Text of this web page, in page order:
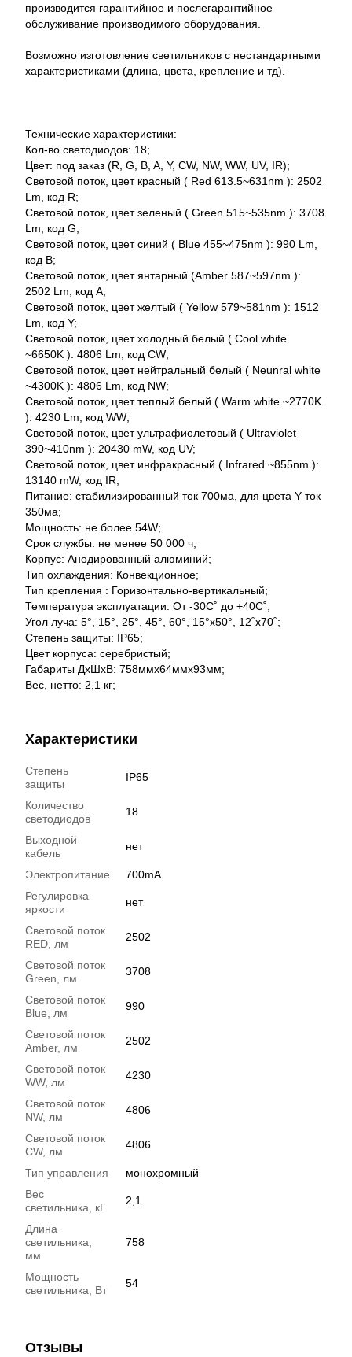
производится гарантийное и послегарантийное
обслуживание производимого оборудования.
Возможно изготовление светильников с нестандартными
характеристиками (длина, цвета, крепление и тд).
Технические характеристики:
Кол-во светодиодов: 18;
Цвет: под заказ (R, G, B, A, Y, CW, NW, WW, UV, IR);
Световой поток, цвет красный ( Red 613.5~631nm ): 2502
Lm, код R;
Световой поток, цвет зеленый ( Green 515~535nm ): 3708
Lm, код G;
Световой поток, цвет синий ( Blue 455~475nm ): 990 Lm,
код B;
Световой поток, цвет янтарный (Amber 587~597nm ):
2502 Lm, код A;
Световой поток, цвет желтый ( Yellow 579~581nm ): 1512
Lm, код Y;
Световой поток, цвет холодный белый ( Cool white
~6650K ): 4806 Lm, код CW;
Световой поток, цвет нейтральный белый ( Neunral white
~4300K ): 4806 Lm, код NW;
Световой поток, цвет теплый белый ( Warm white ~2770K
): 4230 Lm, код WW;
Световой поток, цвет ультрафиолетовый ( Ultraviolet
390~410nm ): 20430 mW, код UV;
Световой поток, цвет инфракрасный ( Infrared ~855nm ):
13140 mW, код IR;
Питание: стабилизированный ток 700ма, для цвета Y ток
350ма;
Мощность: не более 54W;
Срок службы: не менее 50 000 ч;
Корпус: Анодированный алюминий;
Тип охлаждения: Конвекционное;
Тип крепления : Горизонтально-вертикальный;
Температура эксплуатации: От -30С˚ до +40С˚;
Угол луча: 5°, 15°, 25°, 45°, 60°, 15°x50°, 12˚x70˚;
Степень защиты: IP65;
Цвет корпуса: серебристый;
Габариты ДхШхВ: 758ммх64ммх93мм;
Вес, нетто: 2,1 кг;
Характеристики
Степень
защиты
IP65
Количество
светодиодов
18
Выходной
кабель
нет
Электропитание
700mA
Регулировка
яркости
нет
Световой поток
RED, лм
2502
Световой поток
Green, лм
3708
Световой поток
Blue, лм
990
Световой поток
Amber, лм
2502
Световой поток
WW, лм
4230
Световой поток
NW, лм
4806
Световой поток
CW, лм
4806
Тип управления
монохромный
Вес
светильника, кГ
2,1
Длина
светильника,
мм
758
Мощность
светильника, Вт
54
Отзывы